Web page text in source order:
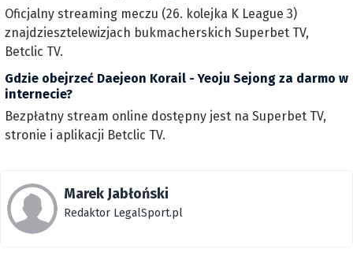
Oficjalny streaming meczu (26. kolejka K League 3)
znajdziesztelewizjach bukmacherskich Superbet TV,
Betclic TV.
Gdzie obejrzeć Daejeon Korail - Yeoju Sejong za darmo w
internecie?
Bezpłatny stream online dostępny jest na Superbet TV,
stronie i aplikacji Betclic TV.
Marek Jabłoński
Redaktor LegalSport.pl